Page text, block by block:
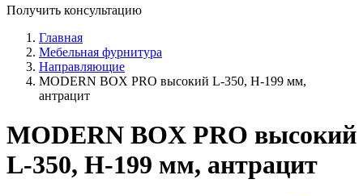
Получить консультацию
Главная
Мебельная фурнитура
Направляющие
MODERN BOX PRO высокий L-350, H-199 мм,
антрацит
MODERN BOX PRO высокий
L-350, H-199 мм, антрацит